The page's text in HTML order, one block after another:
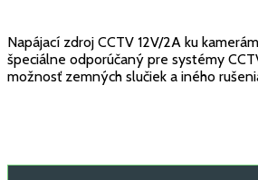
Napájací zdroj CCTV 12V/2A ku
špeciálne odporúčaný pre systémy
možnosť zemných slučiek a iného